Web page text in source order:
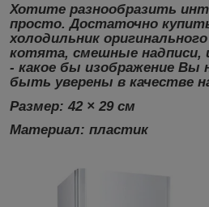
Хотите разнообразить
просто. Достаточно
холодильник
котята, смешные
- какое бы изображение
быть уверены в качестве
Размер: 42 × 29 см
Материал: пластик